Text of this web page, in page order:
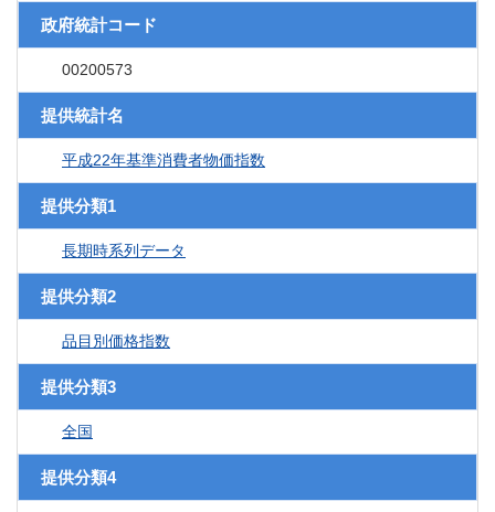
政府統計コード
00200573
提供統計名
平成22年基準消費者物価指数
提供分類1
長期時系列データ
提供分類2
品目別価格指数
提供分類3
全国
提供分類4